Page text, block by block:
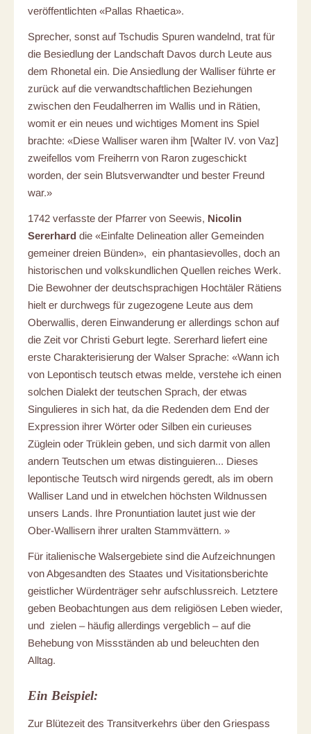
veröffentlichten «Pallas Rhaetica».
Sprecher, sonst auf Tschudis Spuren wandelnd, trat für
die Besiedlung der Landschaft Davos durch Leute aus
dem Rhonetal ein. Die Ansiedlung der Walliser führte er
zurück auf die verwandtschaftlichen Beziehungen
zwischen den Feudalherren im Wallis und in Rätien,
womit er ein neues und wichtiges Moment ins Spiel
brachte: «Diese Walliser waren ihm [Walter IV. von Vaz]
zweifellos vom Freiherrn von Raron zugeschickt
worden, der sein Blutsverwandter und bester Freund
war.»
1742 verfasste der Pfarrer von Seewis, Nicolin
Sererhard die «Einfalte Delineation aller Gemeinden
gemeiner dreien Bünden», ein phantasievolles, doch an
historischen und volkskundlichen Quellen reiches Werk.
Die Bewohner der deutschsprachigen Hochtäler Rätiens
hielt er durchwegs für zugezogene Leute aus dem
Oberwallis, deren Einwanderung er allerdings schon auf
die Zeit vor Christi Geburt legte. Sererhard liefert eine
erste Charakterisierung der Walser Sprache: «Wann ich
von Lepontisch teutsch etwas melde, verstehe ich einen
solchen Dialekt der teutschen Sprach, der etwas
Singulieres in sich hat, da die Redenden dem End der
Expression ihrer Wörter oder Silben ein curieuses
Züglein oder Trüklein geben, und sich darmit von allen
andern Teutschen um etwas distinguieren... Dieses
lepontische Teutsch wird nirgends geredt, als im obern
Walliser Land und in etwelchen höchsten Wildnussen
unsers Lands. Ihre Pronuntiation lautet just wie der
Ober-Wallisern ihrer uralten Stammvättern. »
Für italienische Walsergebiete sind die Aufzeichnungen
von Abgesandten des Staates und Visitationsberichte
geistlicher Würdenträger sehr aufschlussreich. Letztere
geben Beobachtungen aus dem religiösen Leben wieder,
und zielen – häufig allerdings vergeblich – auf die
Behebung von Missständen ab und beleuchten den
Alltag.
Ein Beispiel:
Zur Blütezeit des Transitverkehrs über den Griespass